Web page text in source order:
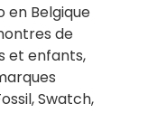
en Belgique
de
et enfants,
Swatch,